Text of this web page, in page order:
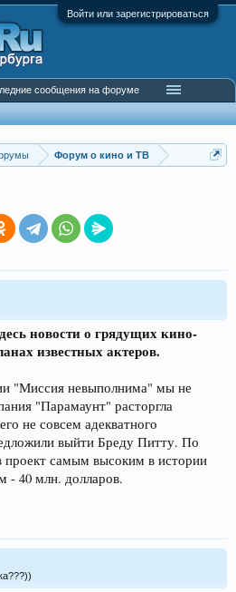
Войти или зарегистрироваться
Форум о кино и ТВ
новости о грядущих кино-
известных актеров.
"Миссия невыполнима" мы не
"Парамаунт" расторгла
не совсем адекватного
выйти Бреду Питту. По
проект самым высоким в истории
- 40 млн. долларов.
сообщения на форуме